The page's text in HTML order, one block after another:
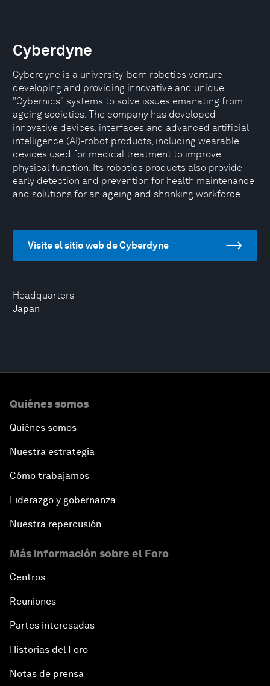
Headquarters
Japan
Cyberdyne
Cyberdyne is a university-born robotics venture
developing and providing innovative and unique
"Cybernics" systems to solve issues emanating from
ageing societies. The company has developed
innovative devices, interfaces and advanced artificial
intelligence (AI)-robot products, including wearable
devices used for medical treatment to improve
physical function. Its robotics products also provide
early detection and prevention for health maintenance
and solutions for an ageing and shrinking workforce.
Visite el sitio web de Cyberdyne
Quiénes somos
Quiénes somos
Nuestra estrategia
Cómo trabajamos
Liderazgo y gobernanza
Nuestra repercusión
Más información sobre el Foro
Centros
Reuniones
Partes interesadas
Historias del Foro
Notas de prensa